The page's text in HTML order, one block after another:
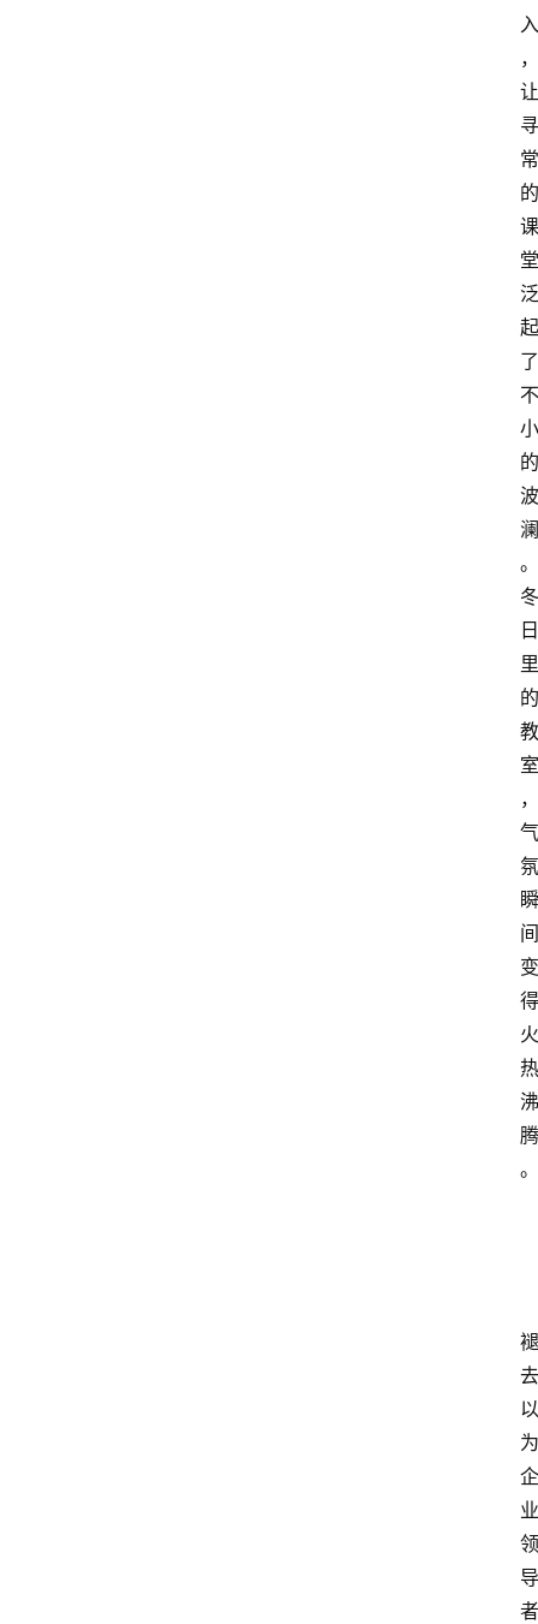
入
，
让
寻
常
的
课
堂
泛
起
了
不
小
的
波
澜
。
冬
日
里
的
教
室
，
气
氛
瞬
间
变
得
火
热
沸
腾
。
褪
去
以
为
企
业
领
导
者